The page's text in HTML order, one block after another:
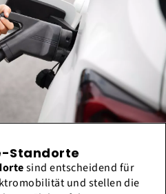
Standorte
sind entscheidend für
und stellen die